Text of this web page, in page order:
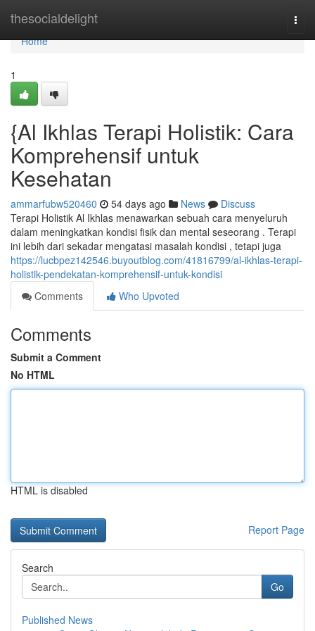
thesocialdelight
Home
Home
1
{Al Ikhlas Terapi Holistik: Cara
Komprehensif untuk
Kesehatan
ammarfubw520460 54 days ago News
Discuss
Terapi Holistik Al Ikhlas menawarkan sebuah cara menyeluruh
dalam meningkatkan kondisi fisik dan mental seseorang . Terapi
ini lebih dari sekadar mengatasi masalah kondisi , tetapi juga
https://lucbpez142546.buyoutblog.com/41816799/al-ikhlas-terapi-
holistik-pendekatan-komprehensif-untuk-kondisi
Comments
Who Upvoted
Comments
Submit a Comment
No HTML
HTML is disabled
Report Page
Search
Go
Published News